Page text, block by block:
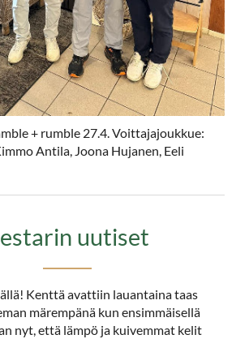
+ rumble 27.4. Voittajajoukkue:
Antila, Joona Hujanen, Eeli
uutiset
Kenttä avattiin lauantaina taas
märempänä kun ensimmäisellä
nyt, että lämpö ja kuivemmat kelit